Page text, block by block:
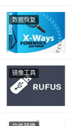
数据恢复
镜像工具